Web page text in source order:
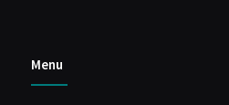
Menu